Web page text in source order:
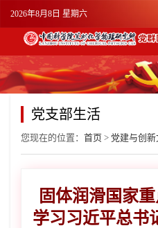
2026年8月8日 星期六
党支部生活
您现在的位置： 首页 > 党建与创新
固体润滑国家
学习习近平总书